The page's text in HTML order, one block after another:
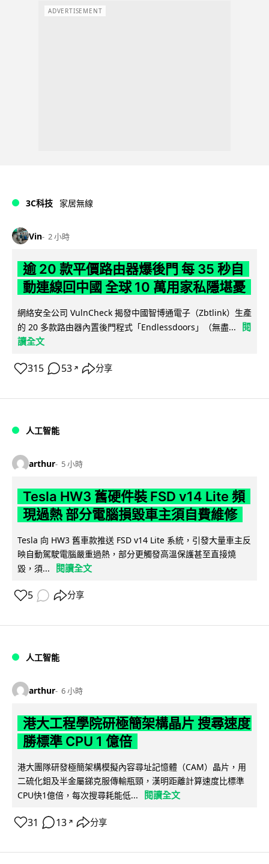
ADVERTISEMENT
3C科技 家居無線
Vin 2 小時
逾 20 款平價路由器爆後門 每 35 秒自
動連線回中國 全球 10 萬用家私隱堪憂
網絡安全公司 VulnCheck 揭發中國智博通電子（Zbtlink）生產
的 20 多款路由器內置後門程式「Endlessdoors」（無盡...
閱
讀全文
315 53 ↗ 分享
人工智能
arthur 5 小時
Tesla HW3 舊硬件裝 FSD v14 Lite 頻
現過熱 部分電腦損毀車主須自費維修
Tesla 向 HW3 舊車款推送 FSD v14 Lite 系統，引發大量車主反
映自動駕駛電腦嚴重過熱，部分更觸發高溫保護甚至直接燒
毀，須...
閱讀全文
5 分享
人工智能
arthur 6 小時
港大工程學院研極簡架構晶片 搜尋速度
勝標準 CPU 1 億倍
港大團隊研發極簡架構模擬內容尋址記憶體（CAM）晶片，用
二硫化鉬及半金屬銻克服傳輸瓶頸，漢明距離計算速度比標準
CPU快1億倍，每次搜尋耗能低...
閱讀全文
31 13 ↗ 分享